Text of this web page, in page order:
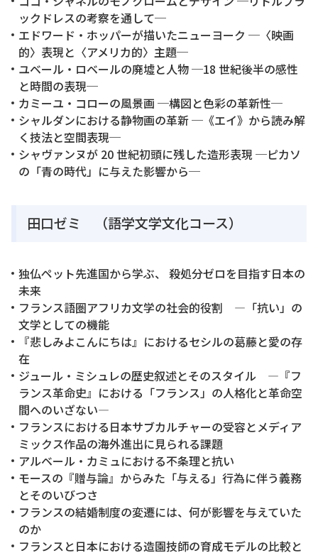
ックドレスの考察を通して─
エドワード・ホッパーが描いたニューヨーク ─〈映画
的〉表現と〈アメリカ的〉主題─
ユベール・ロベールの廃墟と人物 ─18 世紀後半の感性
と時間の表現─
カミーユ・コローの風景画 ─構図と色彩の革新性─
シャルダンにおける静物画の革新 ─《エイ》から読み解
く技法と空間表現─
シャヴァンヌが 20 世紀初頭に残した造形表現 ─ピカソ
の「青の時代」に与えた影響から─
田口ゼミ （語学文学文化コース）
独仏ペット先進国から学ぶ、 殺処分ゼロを目指す日本の
未来
フランス語圏アフリカ文学の社会的役割 ―「抗い」の
文学としての機能
『悲しみよこんにちは』におけるセシルの葛藤と愛の存
在
ジュール・ミシュレの歴史叙述とそのスタイル ―『フ
ランス革命史』における「フランス」の人格化と革命空
間へのいざない―
フランスにおける日本サブカルチャーの受容とメディア
ミックス作品の海外進出に見られる課題
アルベール・カミュにおける不条理と抗い
モースの『贈与論』からみた「与える」行為に伴う義務
とそのいびつさ
フランスの結婚制度の変遷には、何が影響を与えていた
のか
フランスと日本における造園技師の育成モデルの比較と